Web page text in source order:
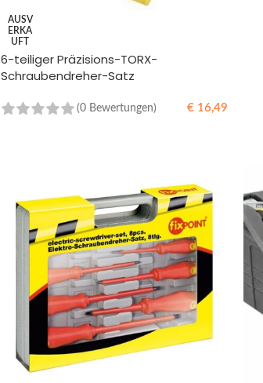
AUSV
ERKA
UFT
6-teiliger Präzisions-TORX-
Schraubendreher-Satz
(0 Bewertungen) €16,49